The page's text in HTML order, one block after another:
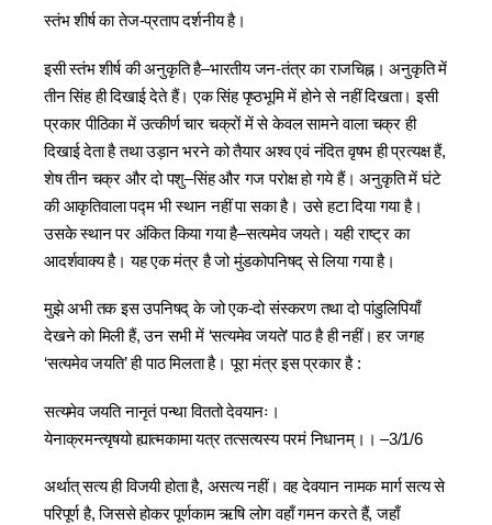
स्तंभ शीर्ष का तेज-प्रताप दर्शनीय है।
इसी स्तंभ शीर्ष की अनुकृति है–भारतीय जन-तंत्र का राजचिह्न। अनुकृति में
तीन सिंह ही दिखाई देते हैं। एक सिंह पृष्‍ठभूमि में होने से नहीं दिखता। इसी
प्रकार पीठिका में उत्कीर्ण चार चक्रों में से केवल सामने वाला चक्र ही
दिखाई देता है तथा उड़ान भरने को तैयार अश्‍व एवं नंदित वृषभ ही प्रत्यक्ष हैं,
शेष तीन चक्र और दो पशु–सिंह और गज परोक्ष हो गये हैं। अनुकृति में घंटे
की आकृतिवाला पद्म भी स्थान नहीं पा सका है। उसे हटा दिया गया है।
उसके स्थान पर अंकित किया गया है–सत्यमेव जयते। यही राष्‍ट्र का
आदर्शवाक्य है। यह एक मंत्र है जो मुंडकोपनिषद् से लिया गया है।
मुझे अभी तक इस उपनिषद् के जो एक-दो संस्करण तथा दो पांडुलिपियाँ
देखने को मिली हैं, उन सभी में ‘सत्यमेव जयते’ पाठ है ही नहीं। हर जगह
‘सत्यमेव जयति’ ही पाठ मिलता है। पूरा मंत्र इस प्रकार है :
सत्यमेव जयति नानृतं पन्था विततो देवयानः।
येनाक्रमन्त्यृषयो ह्यात्मकामा यत्र तत्सत्यस्य परमं निधानम्।। –3/1/6
अर्थात् सत्य ही विजयी होता है, असत्य नहीं। वह देवयान नामक मार्ग सत्य से
परिपूर्ण है, जिससे होकर पूर्णकाम ऋषि लोग वहाँ गमन करते हैं, जहाँ